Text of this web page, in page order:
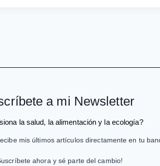
a mi Newsletter
la salud, la alimentación y la ecología?
mis últimos artículos directamente en tu
ahora y sé parte del cambio!